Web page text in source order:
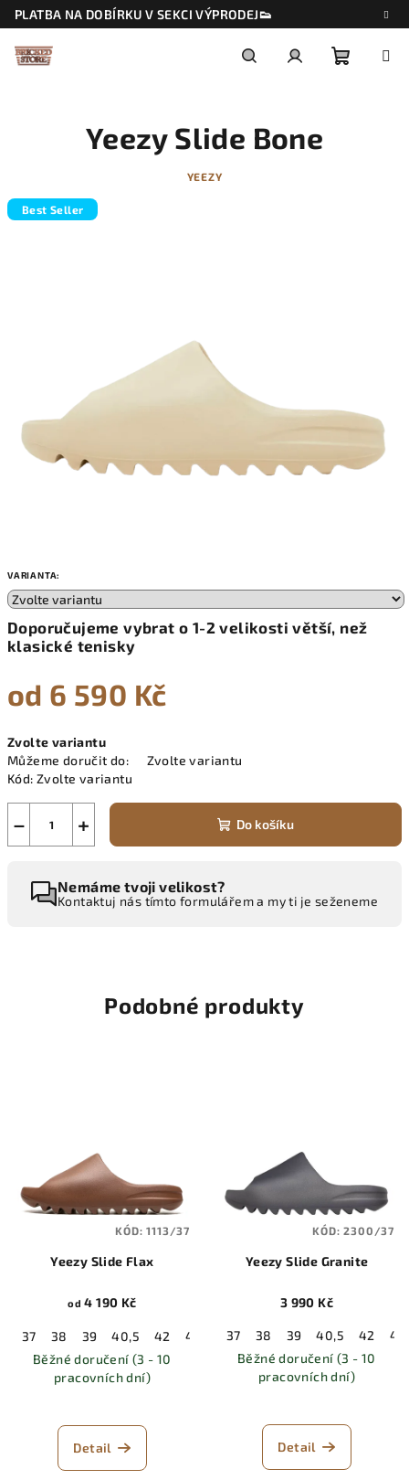
Přejít
na
obsah
PLATBA NA DOBÍRKU V SEKCI VÝPRODEJ👟
VARIANTA:
Doporučujeme vybrat o 1-2 velikosti větší, než
klasické tenisky
od 6 590 Kč
cena:
Zvolte variantu
Můžeme doručit do:
Zvolte variantu
Kód: Zvolte variantu
+
− Do košíku
Nemáme tvoji velikost?
Kontaktuj nás tímto formulářem a my ti je seženeme
Yeezy Slide Bone
YEEZY
Best Seller
Podobné produkty
Yeezy Slide Flax
od 4 190 Kč
37 38 39 40,5 42 43 44,5 46 47
48,5
Běžné doručení (3 - 10
pracovních dní)
Detail
KÓD:1113/37
Yeezy Slide Granite
3 990 Kč
37 38 39 40,5 42
43
Běžné doručení (3 - 10
pracovních dní)
Detail
KÓD:2300/37